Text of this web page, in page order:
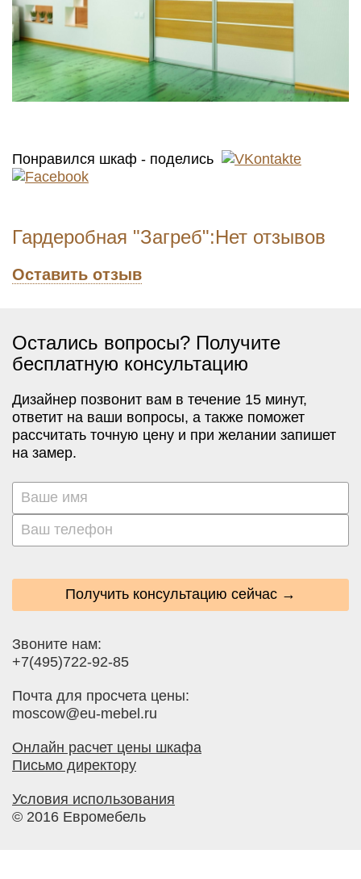
Понравился шкаф - поделись
Гардеробная "Загреб":Нет отзывов
Оставить отзыв
Остались вопросы? Получите
бесплатную консультацию
Дизайнер позвонит вам в течение 15 минут,
ответит на ваши вопросы, а также поможет
рассчитать точную цену и при желании запишет
на замер.
Получить консультацию сейчас →
Звоните нам:
+7(495)722-92-85
Почта для просчета цены:
moscow@eu-mebel.ru
Онлайн расчет цены шкафа
Письмо директору
Условия использования
© 2016 Евромебель